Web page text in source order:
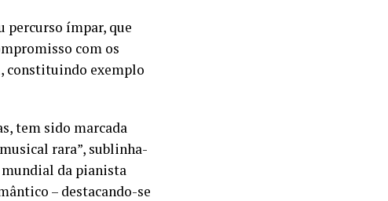
percurso ímpar, que
com os
constituindo exemplo
tem sido marcada
rara”, sublinha-
da pianista
– destacando-se